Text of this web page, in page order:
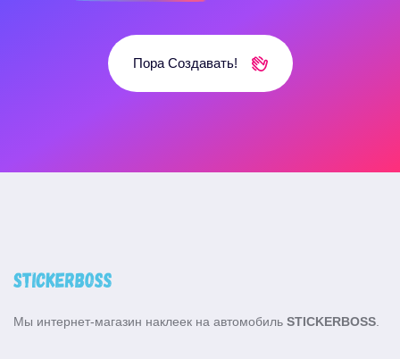
Пора Создавать!
Мы интернет-магазин наклеек на автомобиль STICKERBOSS